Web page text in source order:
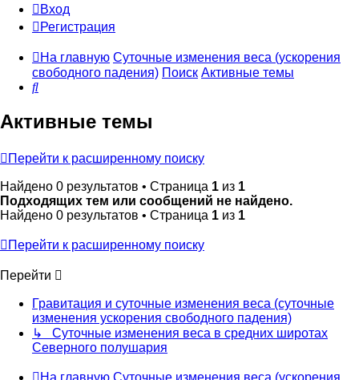
Вход
Регистрация
На главную Суточные изменения веса (ускорения
свободного падения) Поиск Активные темы
Поиск
Активные темы
Перейти к расширенному поиску
Найдено 0 результатов • Страница 1 из 1
Подходящих тем или сообщений не найдено.
Найдено 0 результатов • Страница 1 из 1
Перейти к расширенному поиску
Перейти
Гравитация и суточные изменения веса (суточные
изменения ускорения свободного падения)
↳ Суточные изменения веса в средних широтах
Северного полушария